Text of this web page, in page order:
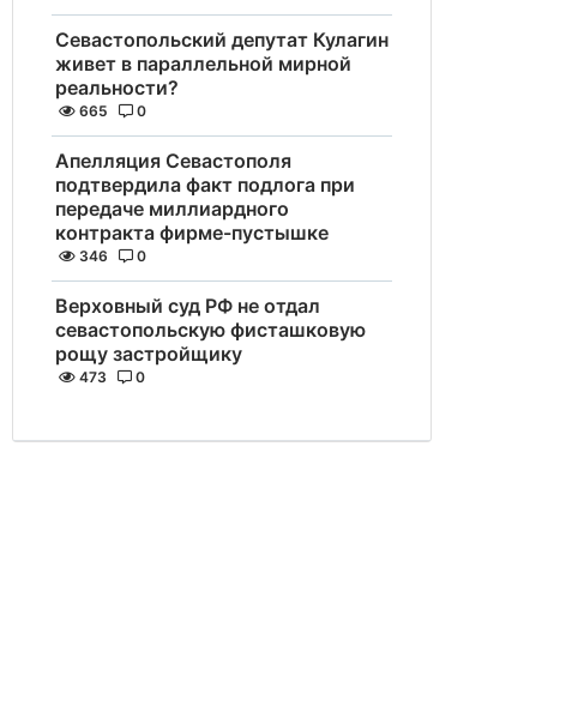
Севастопольский депутат Кулагин
живет в параллельной мирной
реальности?
665 0
Апелляция Севастополя
подтвердила факт подлога при
передаче миллиардного
контракта фирме-пустышке
346 0
Верховный суд РФ не отдал
севастопольскую фисташковую
рощу застройщику
473 0